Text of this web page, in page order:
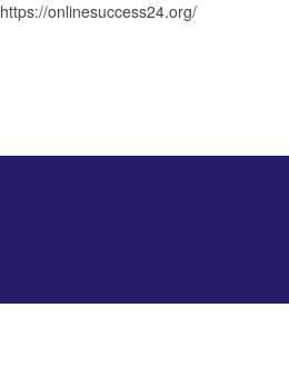
https://onlinesuccess24.org/